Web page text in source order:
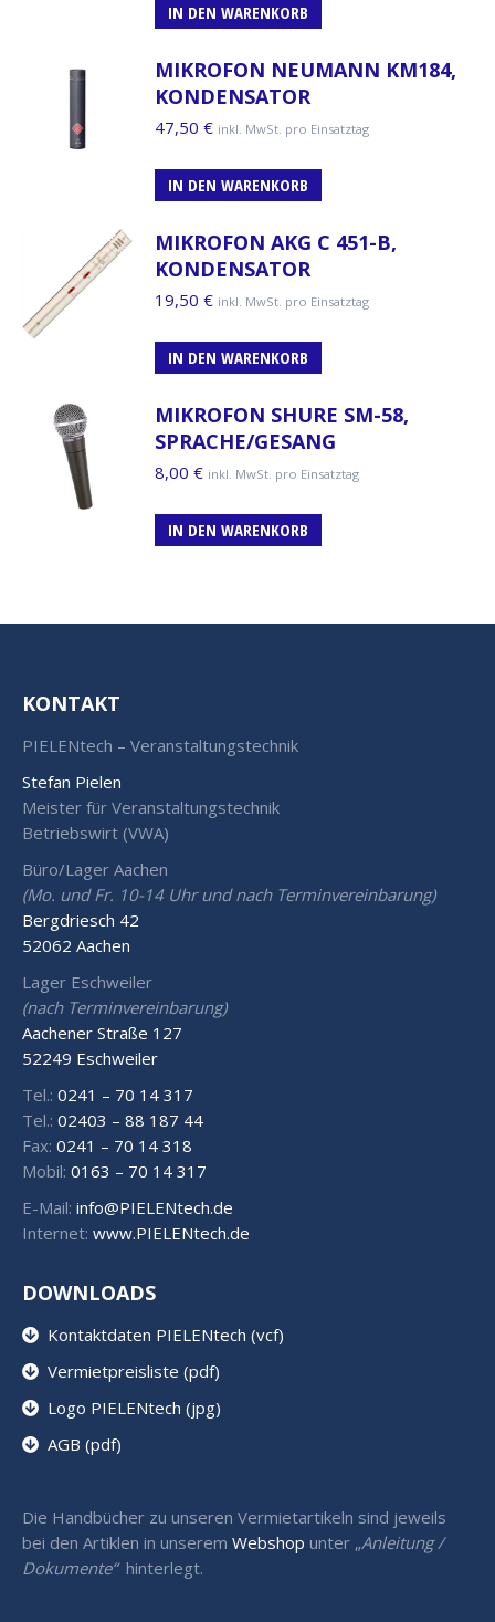
IN DEN WARENKORB
MIKROFON NEUMANN KM184,
KONDENSATOR
47,50 € inkl. MwSt. pro Einsatztag
IN DEN WARENKORB
MIKROFON AKG C 451-B,
KONDENSATOR
19,50 € inkl. MwSt. pro Einsatztag
IN DEN WARENKORB
MIKROFON SHURE SM-58,
SPRACHE/GESANG
8,00 € inkl. MwSt. pro Einsatztag
IN DEN WARENKORB
KONTAKT
PIELENtech – Veranstaltungstechnik
Stefan Pielen
Meister für Veranstaltungstechnik
Betriebswirt (VWA)
Büro/Lager Aachen
(Mo. und Fr. 10-14 Uhr und nach Terminvereinbarung)
Bergdriesch 42
52062 Aachen
Lager Eschweiler
(nach Terminvereinbarung)
Aachener Straße 127
52249 Eschweiler
Tel.: 0241 – 70 14 317
Tel.: 02403 – 88 187 44
Fax: 0241 – 70 14 318
Mobil: 0163 – 70 14 317
E-Mail: info@PIELENtech.de
Internet: www.PIELENtech.de
DOWNLOADS
Kontaktdaten PIELENtech (vcf)
Vermietpreisliste (pdf)
Logo PIELENtech (jpg)
AGB (pdf)
Die Handbücher zu unseren Vermietartikeln sind jeweils
bei den Artiklen in unserem Webshop unter „Anleitung /
Dokumente“ hinterlegt.